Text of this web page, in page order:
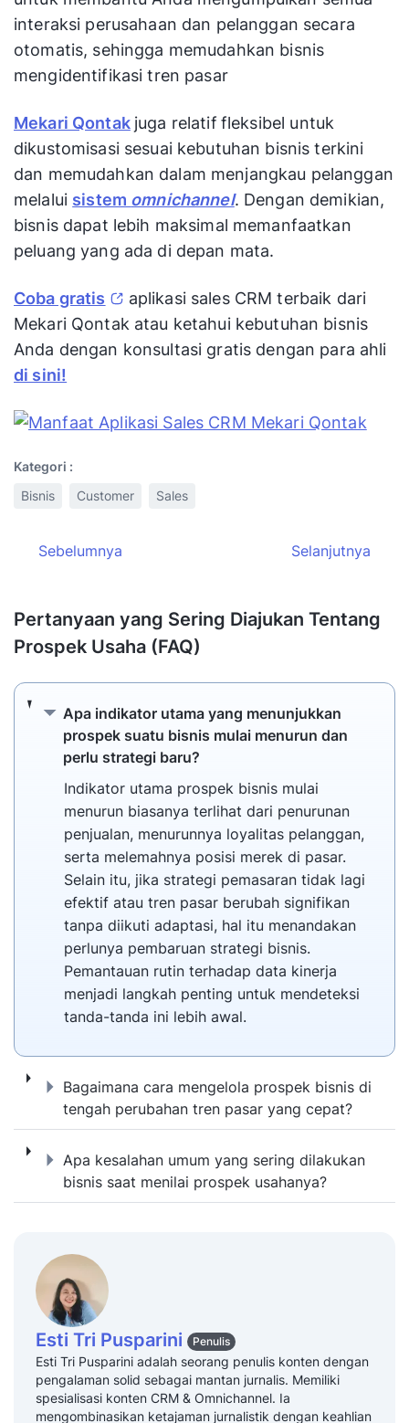
interaksi perusahaan dan pelanggan secara
otomatis, sehingga memudahkan bisnis
mengidentifikasi tren pasar
Mekari Qontak juga relatif fleksibel untuk
dikustomisasi sesuai kebutuhan bisnis terkini
dan memudahkan dalam menjangkau pelanggan
melalui sistem omnichannel. Dengan demikian,
bisnis dapat lebih maksimal memanfaatkan
peluang yang ada di depan mata.
Coba gratis
aplikasi sales CRM terbaik dari
Mekari Qontak atau ketahui kebutuhan bisnis
Anda dengan konsultasi gratis dengan para ahli
di sini!
Kategori :
Bisnis
Customer Sales
Sebelumnya Selanjutnya
Pertanyaan yang Sering Diajukan Tentang
Prospek Usaha (FAQ)
Apa indikator utama yang menunjukkan
prospek suatu bisnis mulai menurun dan
perlu strategi baru?
Apa indikator utama yang menunjukkan
Indikator utama prospek bisnis mulai
menurun biasanya terlihat dari penurunan
penjualan, menurunnya loyalitas pelanggan,
serta melemahnya posisi merek di pasar.
Selain itu, jika strategi pemasaran tidak lagi
efektif atau tren pasar berubah signifikan
tanpa diikuti adaptasi, hal itu menandakan
perlunya pembaruan strategi bisnis.
Pemantauan rutin terhadap data kinerja
menjadi langkah penting untuk mendeteksi
tanda-tanda ini lebih awal.
Bagaimana cara mengelola prospek bisnis di
tengah perubahan tren pasar yang cepat?
Bagaimana cara mengelola prospek
Apa kesalahan umum yang sering dilakukan
bisnis saat menilai prospek usahanya?
Apa kesalahan umum yang sering
Esti Tri Pusparini Penulis
Esti Tri Pusparini adalah seorang penulis konten dengan
pengalaman solid sebagai mantan jurnalis. Memiliki
spesialisasi konten CRM & Omnichannel. Ia
mengombinasikan ketajaman jurnalistik dengan keahlian